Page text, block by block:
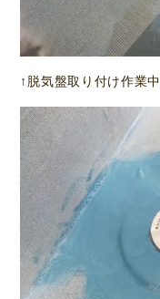
↑脱気盤取り付け作業中